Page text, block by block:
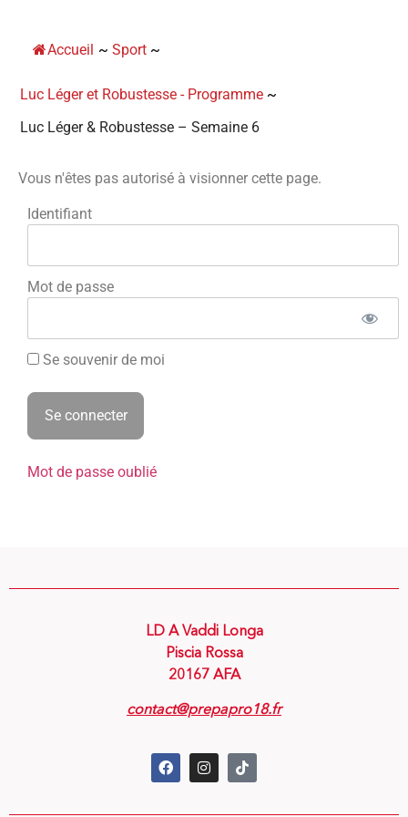
Accueil ~ Sport ~
Luc Léger et Robustesse - Programme ~
Luc Léger & Robustesse – Semaine 6
Vous n'êtes pas autorisé à visionner cette page.
Identifiant
Mot de passe
Se souvenir de moi
Mot de passe oublié
LD A Vaddi Longa
Piscia Rossa
20167 AFA
contact@prepapro18.fr